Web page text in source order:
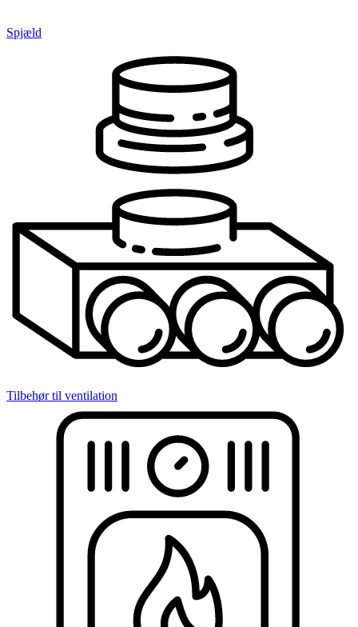
Spjæld
Tilbehør til ventilation